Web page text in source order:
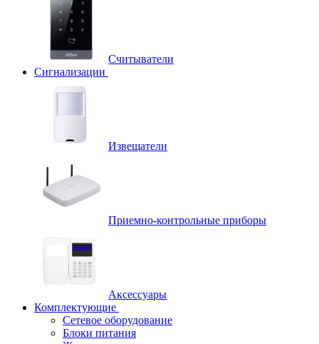
Считыватели
Сигнализации
Извещатели
Приемно-контрольные приборы
Аксессуары
Комплектующие
Сетевое оборудование
Блоки питания